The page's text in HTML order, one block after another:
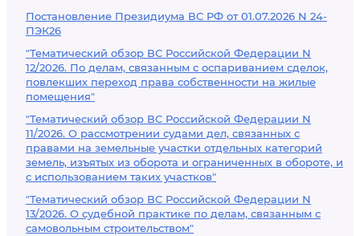
Постановление Президиума ВС РФ от 01.07.2026 N 24-
ПЭК26
"Тематический обзор ВС Российской Федерации N
12/2026. По делам, связанным с оспариванием сделок,
повлекших переход права собственности на жилые
помещения"
"Тематический обзор ВС Российской Федерации N
11/2026. О рассмотрении судами дел, связанных с
правами на земельные участки отдельных категорий
земель, изъятых из оборота и ограниченных в обороте, и
с использованием таких участков"
"Тематический обзор ВС Российской Федерации N
13/2026. О судебной практике по делам, связанным с
самовольным строительством"